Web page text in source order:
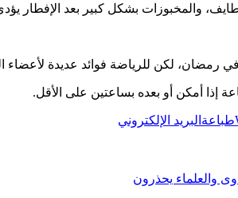
والمخبوزات بشكل كبير بعد الإفطار
لكن للرياضة فوائد عديدة لأعضاء
إذا أمكن أو بعده بساعتين على الأقل.
طباعة البريد الإلكتروني
والعلماء يحذرون